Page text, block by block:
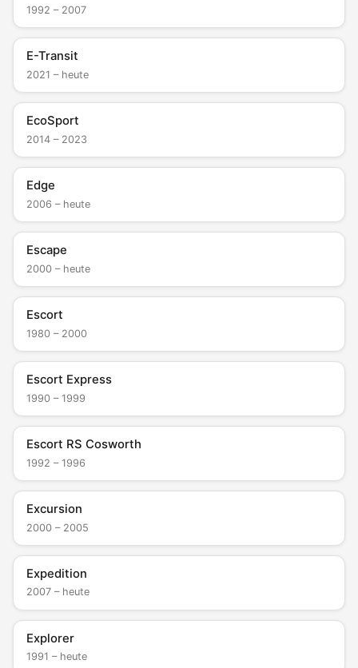
1992 – 2007
E-Transit
2021 – heute
EcoSport
2014 – 2023
Edge
2006 – heute
Escape
2000 – heute
Escort
1980 – 2000
Escort Express
1990 – 1999
Escort RS Cosworth
1992 – 1996
Excursion
2000 – 2005
Expedition
2007 – heute
Explorer
1991 – heute